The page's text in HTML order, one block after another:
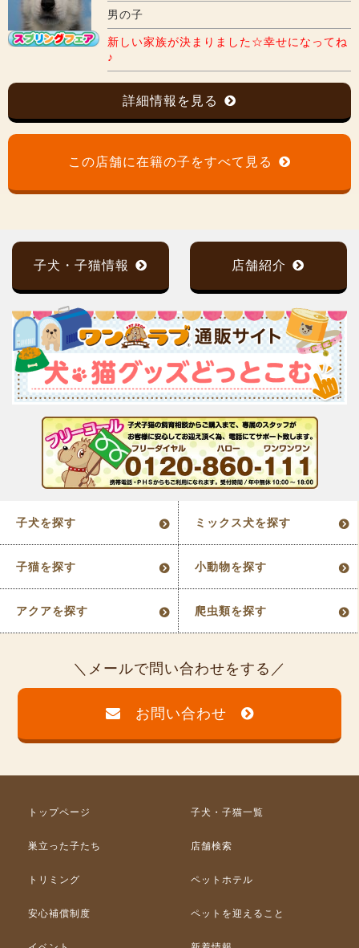
男の子
新しい家族が決まりました☆幸せになってね
♪
詳細情報を見る
この店舗に在籍の子をすべて見る
子犬・子猫情報 店舗紹介
子犬を探す ミックス犬を探す
子猫を探す 小動物を探す
アクアを探す 爬虫類を探す
メールで問い合わせをする
お問い合わせ
トップページ 子犬・子猫一覧
巣立った子たち 店舗検索
トリミング ペットホテル
安心補償制度 ペットを迎えること